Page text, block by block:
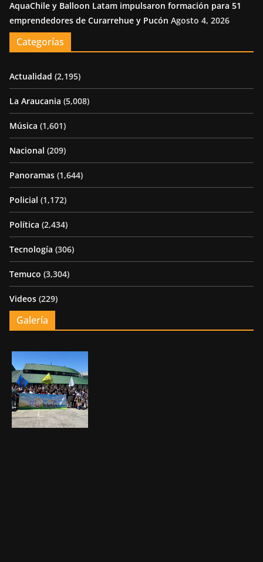
AquaChile y Balloon Latam impulsaron formación para 51
emprendedores de Curarrehue y Pucón Agosto 4, 2026
Categorías
Actualidad (2,195)
La Araucania (5,008)
Música (1,601)
Nacional (209)
Panoramas (1,644)
Policial (1,172)
Política (2,434)
Tecnología (306)
Temuco (3,304)
Videos (229)
Galería